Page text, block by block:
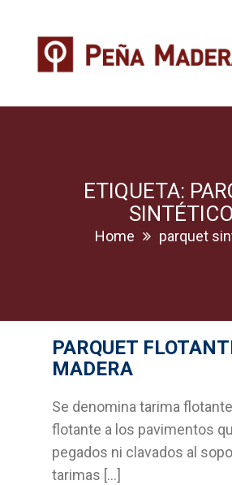
Productos
Tableros
Pavimentos
Revestimientos
Ventanas
Cocinas
Sistemas Grass
ETIQUETA:
SINTÉTICO
Home parquet
PARQUET
MADERA
Se denomina tarima
flotante a los pavimentos
pegados ni clavados al
tarimas […]